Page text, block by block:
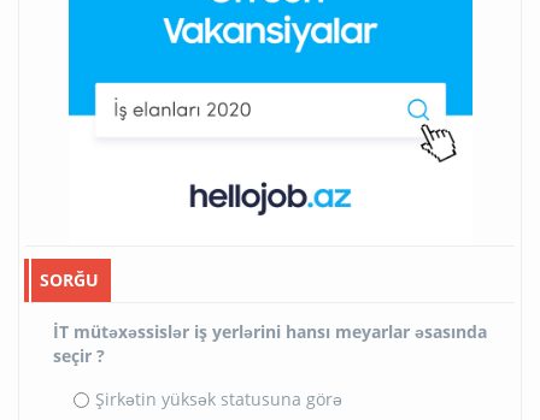
SORĞU
İT mütəxəssislər iş yerlərini hansı meyarlar əsasında
seçir ?
Şirkətin yüksək statusuna görə